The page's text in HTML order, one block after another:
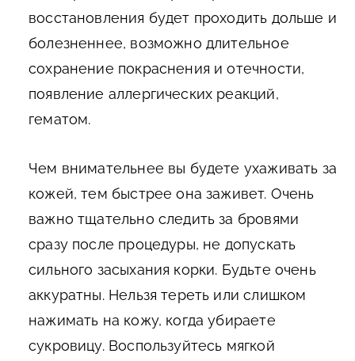
восстановления будет проходить дольше и
болезненнее, возможно длительное
сохранение покраснения и отечности,
появление аллергических реакций,
гематом.
Чем внимательнее вы будете ухаживать за
кожей, тем быстрее она заживет. Очень
важно тщательно следить за бровями
сразу после процедуры, не допускать
сильного засыхания корки. Будьте очень
аккуратны. Нельзя тереть или слишком
нажимать на кожу, когда убираете
сукровицу. Воспользуйтесь мягкой